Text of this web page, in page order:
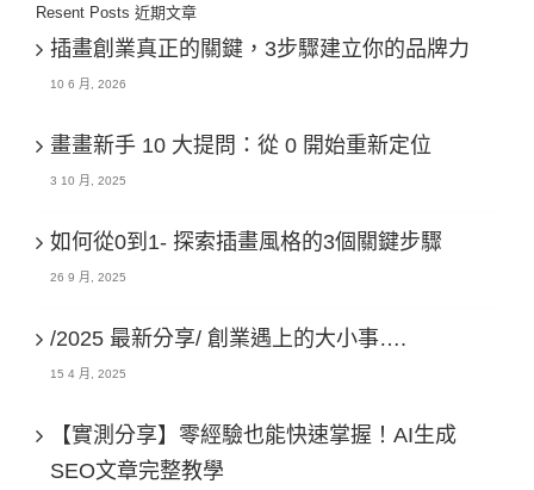
Resent Posts 近期文章
插畫創業真正的關鍵，3步驟建立你的品牌力
10 6 月, 2026
畫畫新手 10 大提問：從 0 開始重新定位
3 10 月, 2025
如何從0到1- 探索插畫風格的3個關鍵步驟
26 9 月, 2025
/2025 最新分享/ 創業遇上的大小事….
15 4 月, 2025
【實測分享】零經驗也能快速掌握！AI生成
SEO文章完整教學